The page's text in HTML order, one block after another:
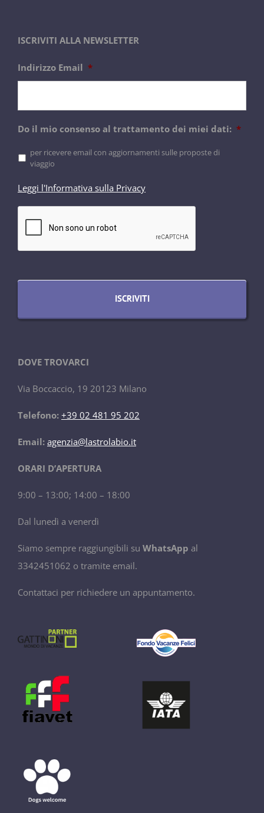
ISCRIVITI ALLA NEWSLETTER
Indirizzo Email *
Do il mio consenso al trattamento dei miei dati: *
per ricevere email con aggiornamenti sulle proposte di
viaggio
Leggi l'Informativa sulla Privacy
DOVE TROVARCI
Via Boccaccio, 19 20123 Milano
Telefono: +39 02 481 95 202
Email: agenzia@lastrolabio.it
ORARI D’APERTURA
9:00 – 13:00; 14:00 – 18:00
Dal lunedì a venerdì
Siamo sempre raggiungibili su WhatsApp al
3342451062 o tramite email.
Contattaci per richiedere un appuntamento.